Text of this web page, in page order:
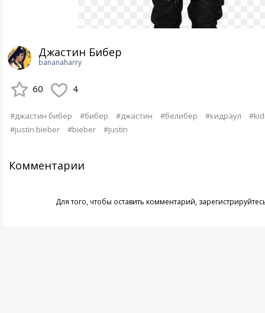
Джастин Бибер
bananaharry
60 4
#джастин бибер #бибер #джастин #белибер #кидраул
#justin bieber
#bieber #justin
Комментарии
Для того, чтобы оставить комментарий,